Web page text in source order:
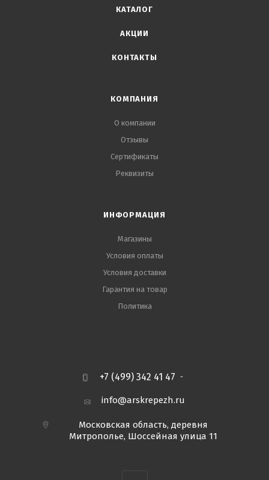
КАТАЛОГ
АКЦИИ
КОНТАКТЫ
КОМПАНИЯ
О компании
Отзывы
Сертификаты
Реквизиты
ИНФОРМАЦИЯ
Магазины
Условия оплаты
Условия доставки
Гарантия на товар
Политика
+7 (499) 342 41 47
info@arskrepezh.ru
Московская область, деревня
Митрополье, Шоссейная улица 11